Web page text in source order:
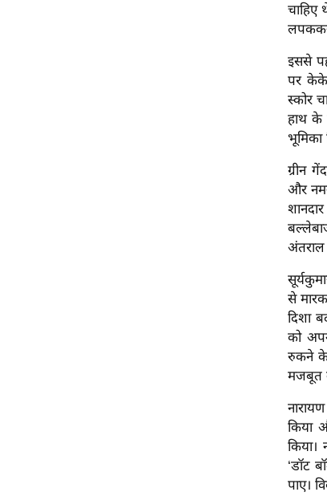
इससे
पर
स्कोर
हाथ के
भूमिका
ग्रीन
और
अंतराल
से
दिशा
को
रुकने के
मजबूत
किया
‘डॉट
पाए।